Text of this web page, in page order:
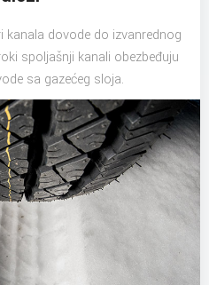
kanala dovode do izvanrednog
spoljašnji kanali obezbeđuju
sa gazećeg sloja.